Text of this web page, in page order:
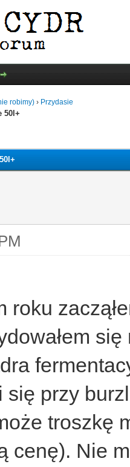
robimy) › Przydasie
50l+
roku
się przy
troszkę
cenę). Nie